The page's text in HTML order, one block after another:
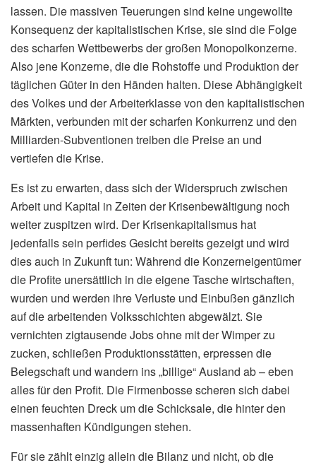
lassen. Die massiven Teuerungen sind keine ungewollte
Konsequenz der kapitalistischen Krise, sie sind die Folge
des scharfen Wettbewerbs der großen Monopolkonzerne.
Also jene Konzerne, die die Rohstoffe und Produktion der
täglichen Güter in den Händen halten. Diese Abhängigkeit
des Volkes und der Arbeiterklasse von den kapitalistischen
Märkten, verbunden mit der scharfen Konkurrenz und den
Milliarden-Subventionen treiben die Preise an und
vertiefen die Krise.
Es ist zu erwarten, dass sich der Widerspruch zwischen
Arbeit und Kapital in Zeiten der Krisenbewältigung noch
weiter zuspitzen wird. Der Krisenkapitalismus hat
jedenfalls sein perfides Gesicht bereits gezeigt und wird
dies auch in Zukunft tun: Während die Konzerneigentümer
die Profite unersättlich in die eigene Tasche wirtschaften,
wurden und werden ihre Verluste und Einbußen gänzlich
auf die arbeitenden Volksschichten abgewälzt. Sie
vernichten zigtausende Jobs ohne mit der Wimper zu
zucken, schließen Produktionsstätten, erpressen die
Belegschaft und wandern ins „billige“ Ausland ab – eben
alles für den Profit. Die Firmenbosse scheren sich dabei
einen feuchten Dreck um die Schicksale, die hinter den
massenhaften Kündigungen stehen.
Für sie zählt einzig allein die Bilanz und nicht, ob die